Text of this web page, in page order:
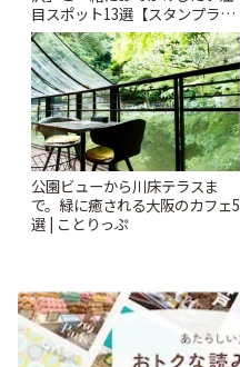
目スポット13選【スタンプラリ
ー開催中】 | ことりっぷ
公園ビューから川床テラスま
で。緑に癒される大阪のカフェ5
選 | ことりっぷ